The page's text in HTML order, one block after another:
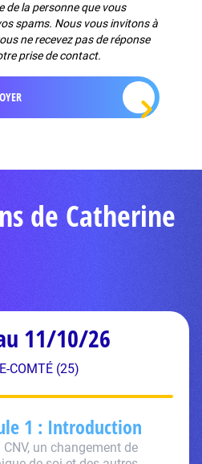
de la personne que vous
spams. Nous vous invitons à
ne recevez pas de réponse
prise de contact.
de Catherine
11/10/26
COMTÉ (25)
1 : Introduction
un changement de